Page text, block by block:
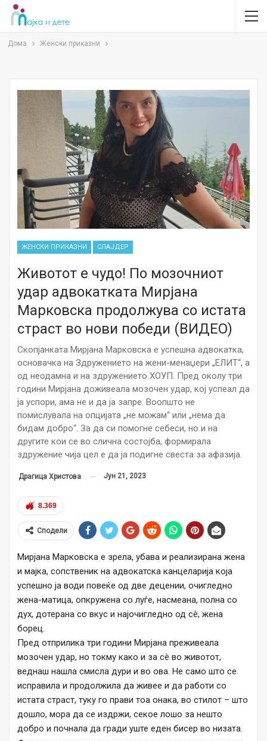
Дома Женски приказни
ЖЕНСКИ ПРИКАЗНИ СЛАЈДЕР
Животот е чудо! По мозочниот
удар адвокатката Мирјана
Марковска продолжува со истата
страст во нови победи (ВИДЕО)
Скопјанката Мирјана Марковска е успешна адвокатка,
основачка на Здружението на жени-менаџери „ЕЛИТ“, а
од неодамна и на здружението ХОУП. Пред околу три
години Мирјана доживеала мозочен удар, кој успеал да
ја успори, ама не и да ја запре. Воопшто не
помислувала на опцијата „не можам“ или „нема да
бидам добро“. За да си помогне себеси, но и на
другите кои се во слична состојба, формирала
здружение чија цел е да ја подигне свеста за афазија.
Драгица Христова Јун 21, 2023
8.369
Сподели
Мирјана Марковска е зрела, убава и реализирана жена
и мајка, сопственик на адвокатска канцеларија која
успешно ја води повеќе од две децении, очигледно
жена-матица, опкружена со луѓе, насмеана, полна со
дух, дотерана со вкус и најочигледно од сè, жена
борец.
Пред отприлика три години Мирјана преживеала
мозочен удар, но токму како и за сè во животот,
веднаш нашла смисла дури и во ова. Не само што се
исправила и продолжила да живее и да работи со
истата страст, туку го прави тоа онака, во стилот – што
дошло, мора да се издржи, секое лошо за нешто
добро и почнала да гради уште еден бисер во низата.